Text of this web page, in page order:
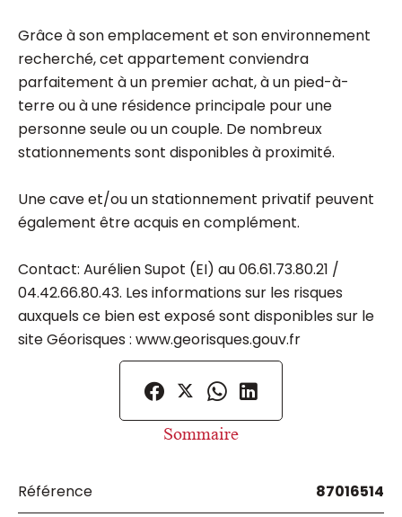
Grâce à son emplacement et son environnement
recherché, cet appartement conviendra
parfaitement à un premier achat, à un pied-à-
terre ou à une résidence principale pour une
personne seule ou un couple. De nombreux
stationnements sont disponibles à proximité.
Une cave et/ou un stationnement privatif peuvent
également être acquis en complément.
Contact: Aurélien Supot (EI) au 06.61.73.80.21 /
04.42.66.80.43. Les informations sur les risques
auxquels ce bien est exposé sont disponibles sur le
site Géorisques : www.georisques.gouv.fr
Sommaire
Référence 87016514